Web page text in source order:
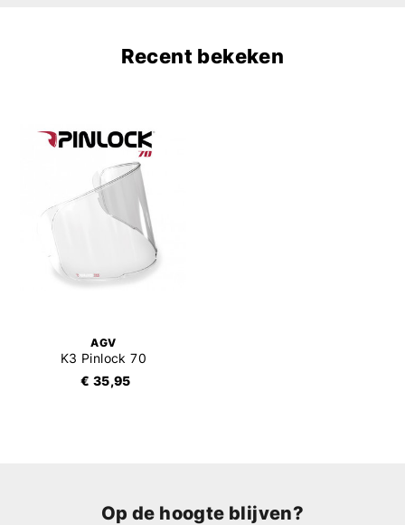
Recent bekeken
AGV
K3 Pinlock 70
€ 35,95
Op de hoogte blijven?